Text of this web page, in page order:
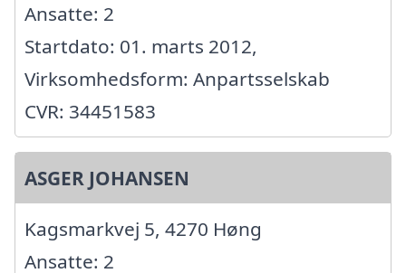
Ansatte: 2
Startdato: 01. marts 2012,
Virksomhedsform: Anpartsselskab
CVR: 34451583
ASGER JOHANSEN
Kagsmarkvej 5, 4270 Høng
Ansatte: 2